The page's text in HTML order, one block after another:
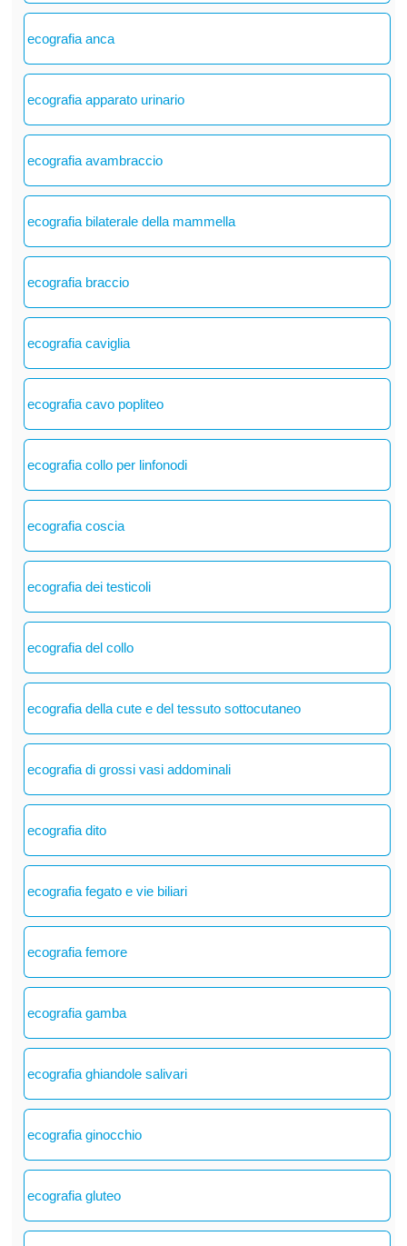
ecografia anca
ecografia apparato urinario
ecografia avambraccio
ecografia bilaterale della mammella
ecografia braccio
ecografia caviglia
ecografia cavo popliteo
ecografia collo per linfonodi
ecografia coscia
ecografia dei testicoli
ecografia del collo
ecografia della cute e del tessuto sottocutaneo
ecografia di grossi vasi addominali
ecografia dito
ecografia fegato e vie biliari
ecografia femore
ecografia gamba
ecografia ghiandole salivari
ecografia ginocchio
ecografia gluteo